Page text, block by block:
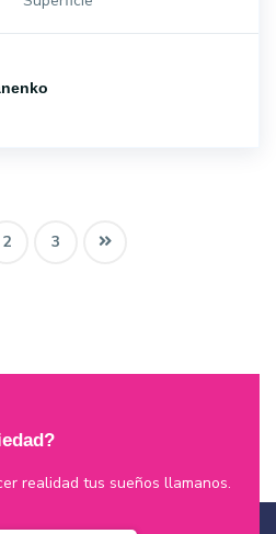
2 3
realidad tus sueños llamanos.